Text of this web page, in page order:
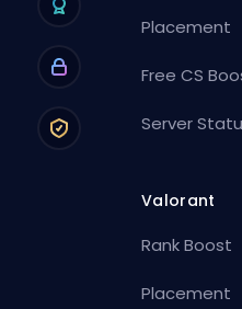
Placement
Free CS
Server
Valorant
Rank Boost
Placement